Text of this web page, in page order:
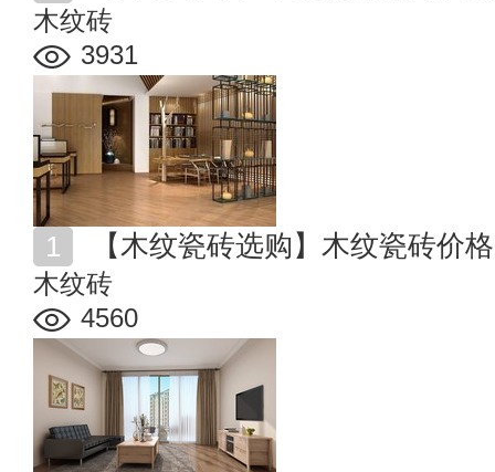
木纹砖
3931
【木纹瓷砖选购】木纹瓷砖价
木纹砖
4560